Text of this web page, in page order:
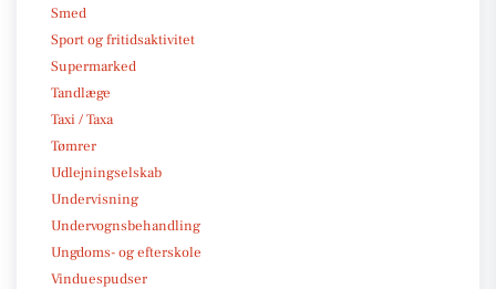
Smed
Sport og fritidsaktivitet
Supermarked
Tandlæge
Taxi / Taxa
Tømrer
Udlejningselskab
Undervisning
Undervognsbehandling
Ungdoms- og efterskole
Vinduespudser